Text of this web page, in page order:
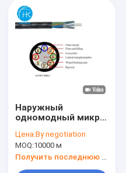
Наружный
одномодный микро
натянутый
свободный трубный
воздушный волокна
кабель
Цена:By negotiation
MOQ:10000 м